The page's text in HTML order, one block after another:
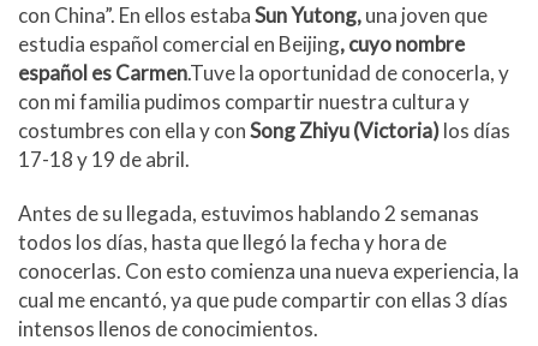
con China”. En ellos estabaSun Yutong,una joven que
estudia español comercial en Beijing, cuyo nombre
español es Carmen.Tuve la oportunidad de conocerla, y
con mi familia pudimos compartir nuestra cultura y
costumbres con ella y conSong Zhiyu (Victoria)los días
17-18 y 19 de abril.
Antes de su llegada, estuvimos hablando 2 semanas
todos los días, hasta que llegó la fecha y hora de
conocerlas. Con esto comienza una nueva experiencia, la
cual me encantó, ya que pude compartir con ellas 3 días
intensos llenos de conocimientos.